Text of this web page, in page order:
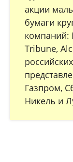
акции
бумаги
компаний:
Tribune,
Газпром,
Никель и